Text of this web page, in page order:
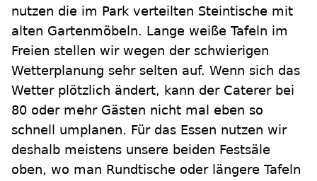
nutzen die im Park verteilten Steintische mit
alten Gartenmöbeln. Lange weiße Tafeln im
Freien stellen wir wegen der schwierigen
Wetterplanung sehr selten auf. Wenn sich das
Wetter plötzlich ändert, kann der Caterer bei
80 oder mehr Gästen nicht mal eben so
schnell umplanen. Für das Essen nutzen wir
deshalb meistens unsere beiden Festsäle
oben, wo man Rundtische oder längere Tafeln